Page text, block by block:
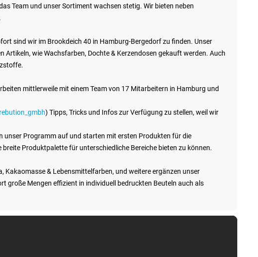
Team und unser Sortiment wachsen stetig. Wir bieten neben
sind wir im Brookdeich 40 in Hamburg-Bergedorf zu finden. Unser
wie Wachsfarben, Dochte & Kerzendosen gekauft werden. Auch
mittlerweile mit einem Team von 17 Mitarbeitern in Hamburg und
) Tipps, Tricks und Infos zur Verfügung zu stellen, weil wir
unser Programm auf und starten mit ersten Produkten für die
Produktpalette für unterschiedliche Bereiche bieten zu können.
Kakaomasse & Lebensmittelfarben, und weitere ergänzen unser
große Mengen effizient in individuell bedruckten Beuteln auch als